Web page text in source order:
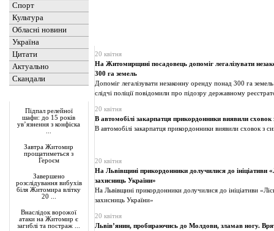
Спорт
Культура
Обласні новини
Україна
Цитати
Актуально
Скандали
Підпал релейної
шафи: до 15 років
ув’язнення з конфіска
Завтра Житомир
прощатиметься з
Героєм
Завершено
розслідування вибухів
біля Житомира влітку
20 ...
Внаслідок ворожої
атаки на Житомир є
загиблі та постраж ...
20 квітня
На Житомирщині посадовець допоміг легалізувати
300 га земель
Допоміг легалізувати незаконну оренду понад 300 га
слідчі поліції повідомили про підозру державному
20 квітня
В автомобілі закарпатця прикордонники виявили сховок
В автомобілі закарпатця прикордонники виявили сховок з
20 квітня
На Львівщині прикордонники долучилися до ініціативи
захисниць України»
На Львівщині прикордонники долучилися до ініціативи
захисниць України»
20 квітня
Львів’янин, пробираючись до Молдови, зламав ногу.